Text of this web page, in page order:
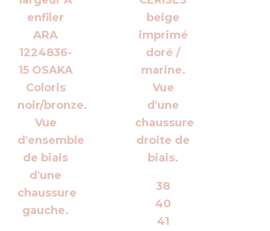
38
40
41